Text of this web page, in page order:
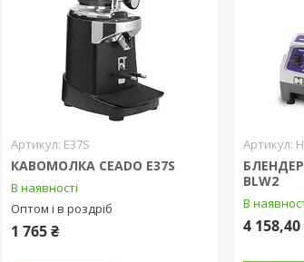
E37S
КАВОМОЛКА CEADO E37S
В наявності
Оптом і в роздріб
1 765 ₴
БЛЕНДЕР
BLW2
В
4 158,40